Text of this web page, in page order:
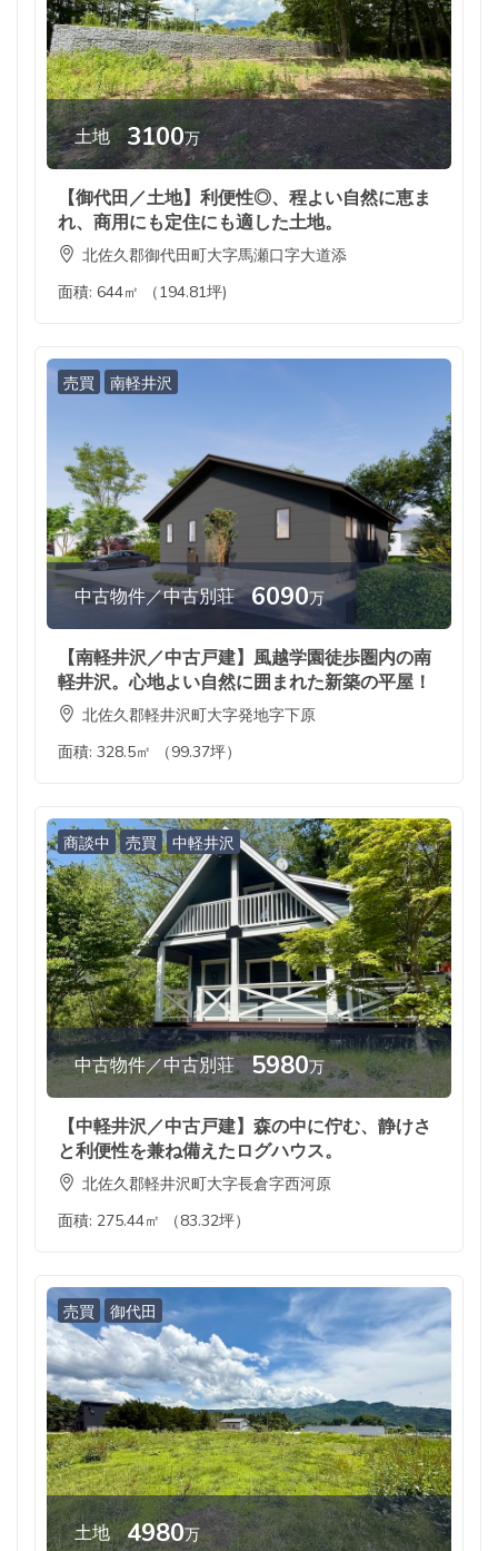
土地 3100万
【御代田／土地】利便性◎、程よい自然に恵ま
れ、商用にも定住にも適した土地。
北佐久郡御代田町大字馬瀬口字大道添
面積: 644㎡ （194.81坪)
売買 南軽井沢
中古物件／中古別荘 6090万
【南軽井沢／中古戸建】風越学園徒歩圏内の南
軽井沢。心地よい自然に囲まれた新築の平屋！
北佐久郡軽井沢町大字発地字下原
面積: 328.5㎡ （99.37坪）
商談中 売買 中軽井沢
中古物件／中古別荘 5980万
【中軽井沢／中古戸建】森の中に佇む、静けさ
と利便性を兼ね備えたログハウス。
北佐久郡軽井沢町大字長倉字西河原
面積: 275.44㎡ （83.32坪）
売買 御代田
土地 4980万